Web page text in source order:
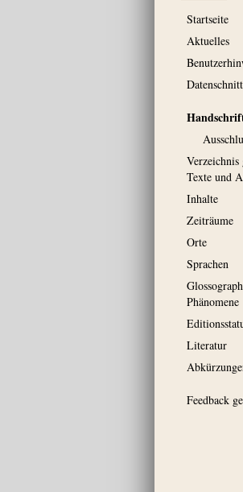
Startseite
Aktuelles
Verzeichnis
Texte und
Inhalte
Zeiträume
Orte
Sprachen
Phänomene
Literatur
Feedback